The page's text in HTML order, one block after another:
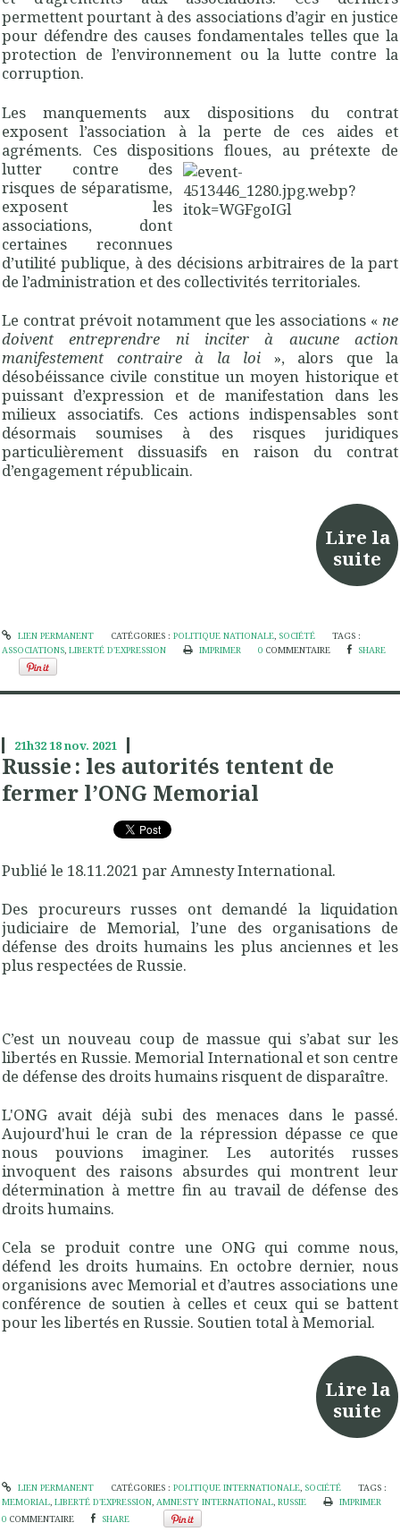
permettent pourtant à des associations d’agir en justice
pour défendre des causes fondamentales telles que la
protection de l’environnement ou la lutte contre la
corruption.
Les manquements aux dispositions du contrat
exposent l’association à la perte de ces aides et
agréments. Ces dispositions floues, au prétexte de
lutter contre des
risques de séparatisme,
exposent les
associations, dont
certaines reconnues
d’utilité publique, à des décisions arbitraires de la part
de l’administration et des collectivités territoriales.
Le contrat prévoit notamment que les associations « ne
doivent entreprendre ni inciter à aucune action
manifestement contraire à la loi », alors que la
désobéissance civile constitue un moyen historique et
puissant d’expression et de manifestation dans les
milieux associatifs. Ces actions indispensables sont
désormais soumises à des risques juridiques
particulièrement dissuasifs en raison du contrat
d’engagement républicain.
Lire la
suite
LIEN PERMANENT CATÉGORIES : POLITIQUE NATIONALE, SOCIÉTÉ
TAGS :
ASSOCIATIONS, LIBERTÉ D'EXPRESSION IMPRIMER 0 COMMENTAIRE SHARE
21h3218nov. 2021
Russie : les autorités tentent de
fermer l’ONG Memorial
Publié le 18.11.2021 par Amnesty International.
Des procureurs russes ont demandé la liquidation
judiciaire de Memorial, l’une des organisations de
défense des droits humains les plus anciennes et les
plus respectées de Russie.
C’est un nouveau coup de massue qui s’abat sur les
libertés en Russie. Memorial International et son centre
de défense des droits humains risquent de disparaître.
L'ONG avait déjà subi des menaces dans le passé.
Aujourd'hui le cran de la répression dépasse ce que
nous pouvions imaginer. Les autorités russes
invoquent des raisons absurdes qui montrent leur
détermination à mettre fin au travail de défense des
droits humains.
Cela se produit contre une ONG qui comme nous,
défend les droits humains. En octobre dernier, nous
organisions avec Memorial et d’autres associations une
conférence de soutien à celles et ceux qui se battent
pour les libertés en Russie. Soutien total à Memorial.
Lire la
suite
LIEN PERMANENT CATÉGORIES : POLITIQUE INTERNATIONALE, SOCIÉTÉ
TAGS :
MEMORIAL, LIBERTÉ D'EXPRESSION, AMNESTY INTERNATIONAL, RUSSIE
IMPRIMER
0 COMMENTAIRE SHARE